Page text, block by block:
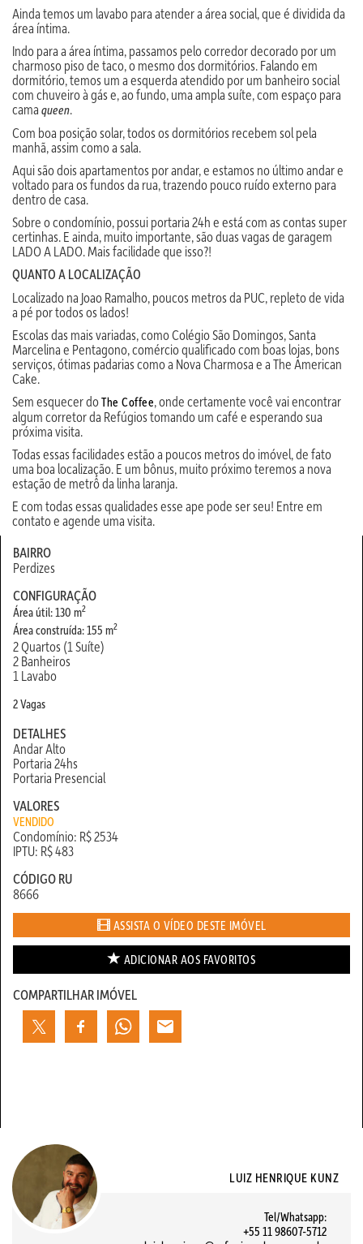
Ainda temos um lavabo para atender a área social, que é dividida da
área íntima.
Indo para a área íntima, passamos pelo corredor decorado por um
charmoso piso de taco, o mesmo dos dormitórios. Falando em
dormitório, temos um a esquerda atendido por um banheiro social
com chuveiro à gás e, ao fundo, uma ampla suíte, com espaço para
cama queen.
Com boa posição solar, todos os dormitórios recebem sol pela
manhã, assim como a sala.
Aqui são dois apartamentos por andar, e estamos no último andar e
voltado para os fundos da rua, trazendo pouco ruído externo para
dentro de casa.
Sobre o condomínio, possui portaria 24h e está com as contas super
certinhas. E ainda, muito importante, são duas vagas de garagem
LADO A LADO. Mais facilidade que isso?!
QUANTO A LOCALIZAÇÃO
Localizado na Joao Ramalho, poucos metros da PUC, repleto de vida
a pé por todos os lados!
Escolas das mais variadas, como Colégio São Domingos, Santa
Marcelina e Pentagono, comércio qualificado com boas lojas, bons
serviços, ótimas padarias como a Nova Charmosa e a The American
Cake.
Sem esquecer doThe Coffee, onde certamente você vai encontrar
algum corretor da Refúgios tomando um café e esperando sua
próxima visita.
Todas essas facilidades estão a poucos metros do imóvel, de fato
uma boa localização. E um bônus, muito próximo teremos a nova
estação de metrô da linha laranja.
E com todas essas qualidades esse ape pode ser seu! Entre em
contato e agende uma visita.
BAIRRO
Perdizes
CONFIGURAÇÃO
Área útil: 130 m2
Área construída: 155 m2
2 Quartos (1 Suíte)
2 Banheiros
1 Lavabo
2 Vagas
DETALHES
Andar Alto
Portaria 24hs
Portaria Presencial
VALORES
VENDIDO
Condomínio: R$ 2534
IPTU: R$ 483
CÓDIGO RU
8666
ASSISTA O VÍDEO DESTE IMÓVEL
ADICIONAR AOS FAVORITOS
COMPARTILHAR IMÓVEL
LUIZ HENRIQUE KUNZ
Tel/Whatsapp:
+55 11 98607-5712